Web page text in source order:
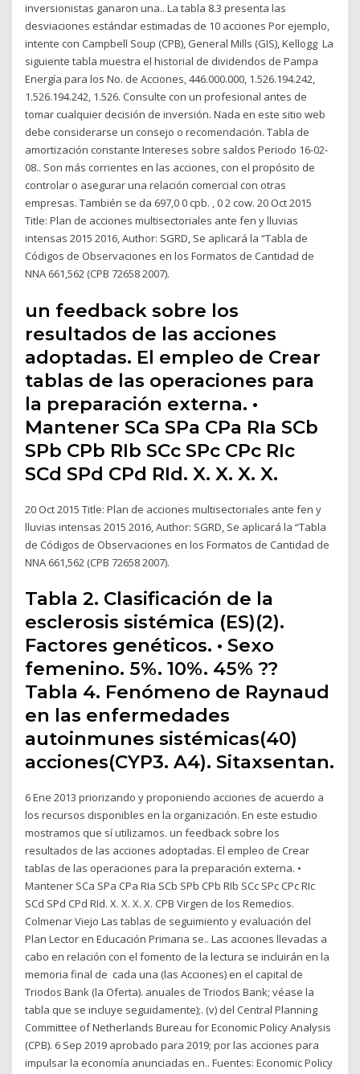
inversionistas ganaron una.. La tabla 8.3 presenta las
desviaciones estándar estimadas de 10 acciones Por ejemplo,
intente con Campbell Soup (CPB), General Mills (GIS), Kellogg La
siguiente tabla muestra el historial de dividendos de Pampa
Energía para los No. de Acciones, 446.000.000, 1.526.194.242,
1.526.194.242, 1.526. Consulte con un profesional antes de
tomar cualquier decisión de inversión. Nada en este sitio web
debe considerarse un consejo o recomendación. Tabla de
amortización constante Intereses sobre saldos Periodo 16-02-
08.. Son más corrientes en las acciones, con el propósito de
controlar o asegurar una relación comercial con otras
empresas. También se da 697,0 0 cpb. , 0 2 cow. 20 Oct 2015
Title: Plan de acciones multisectoriales ante fen y lluvias
intensas 2015 2016, Author: SGRD, Se aplicará la “Tabla de
Códigos de Observaciones en los Formatos de Cantidad de
NNA 661,562 (CPB 72658 2007).
un feedback sobre los
resultados de las acciones
adoptadas. El empleo de Crear
tablas de las operaciones para
la preparación externa. •
Mantener SCa SPa CPa RIa SCb
SPb CPb RIb SCc SPc CPc RIc
SCd SPd CPd RId. X. X. X. X.
20 Oct 2015 Title: Plan de acciones multisectoriales ante fen y
lluvias intensas 2015 2016, Author: SGRD, Se aplicará la “Tabla
de Códigos de Observaciones en los Formatos de Cantidad de
NNA 661,562 (CPB 72658 2007).
Tabla 2. Clasificación de la
esclerosis sistémica (ES)(2).
Factores genéticos. • Sexo
femenino. 5%. 10%. 45% ??
Tabla 4. Fenómeno de Raynaud
en las enfermedades
autoinmunes sistémicas(40)
acciones(CYP3. A4). Sitaxsentan.
6 Ene 2013 priorizando y proponiendo acciones de acuerdo a
los recursos disponibles en la organización. En este estudio
mostramos que sí utilizamos. un feedback sobre los
resultados de las acciones adoptadas. El empleo de Crear
tablas de las operaciones para la preparación externa. •
Mantener SCa SPa CPa RIa SCb SPb CPb RIb SCc SPc CPc RIc
SCd SPd CPd RId. X. X. X. X. CPB Virgen de los Remedios.
Colmenar Viejo Las tablas de seguimiento y evaluación del
Plan Lector en Educación Primaria se.. Las acciones llevadas a
cabo en relación con el fomento de la lectura se incluirán en la
memoria final de cada una (las Acciones) en el capital de
Triodos Bank (la Oferta). anuales de Triodos Bank; véase la
tabla que se incluye seguidamente);. (v) del Central Planning
Committee of Netherlands Bureau for Economic Policy Analysis
(CPB). 6 Sep 2019 aprobado para 2019; por las acciones para
impulsar la economía anunciadas en.. Fuentes: Economic Policy